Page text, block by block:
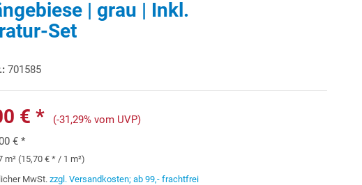
| grau | Inkl.
Set
701585
€ *
(-31,29% vom UVP)
€ *
m² (15,70 € * / 1 m²)
MwSt.zzgl. Versandkosten; ab 99,- frachtfrei